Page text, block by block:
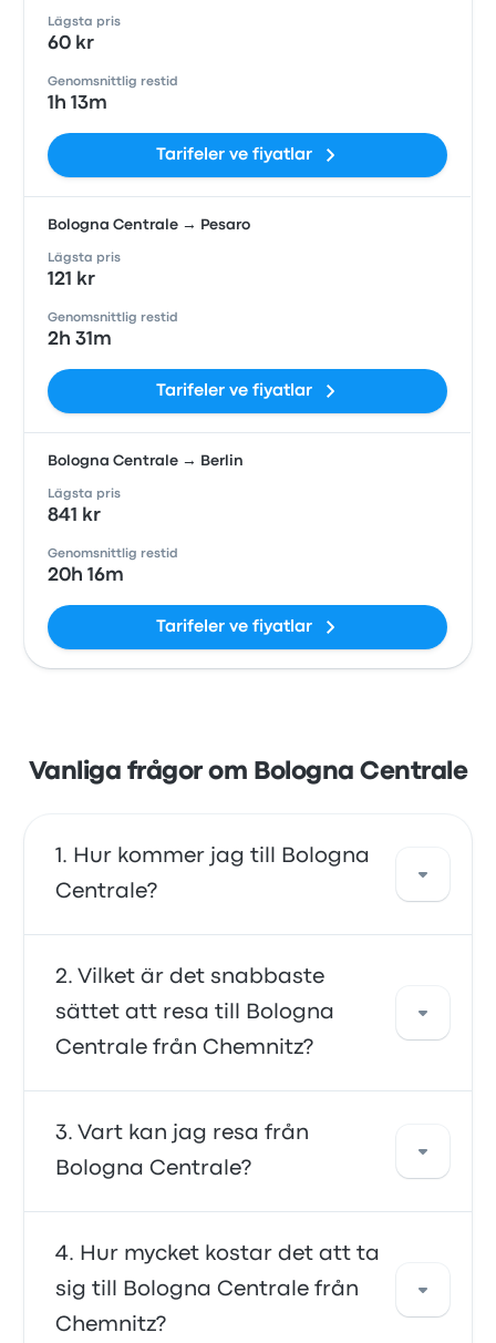
Lägsta pris
60 kr
Genomsnittlig restid
1h 13m
Tarifeler ve fiyatlar
Bologna Centrale → Pesaro
Lägsta pris
121 kr
Genomsnittlig restid
2h 31m
Tarifeler ve fiyatlar
Bologna Centrale → Berlin
Lägsta pris
841 kr
Genomsnittlig restid
20h 16m
Tarifeler ve fiyatlar
Vanliga frågor om Bologna Centrale
Hur kommer jag till Bologna
Centrale?
Du kan ta buss eller tåg, som tar dig ända
fram till ditt resmål. Alternativt kan du ta en
taxi eller använda en samåkningstjänst.
Vilket är det snabbaste
sättet att resa till Bologna
Centrale från Chemnitz?
Det snabbaste sättet att resa till och från
Bologna Centrale är med buss, som erbjuder
bekväm transport till ditt resmål. bussar är
ofta prisvärda, pålitliga och erbjuder
förstahandsval för många resenärer.
Vart kan jag resa från
Bologna Centrale?
Från Bologna Centrale kan du ta dig till en
mängd olika resmål. Några populära
alternativ är Piazza della Stazione, Cesena
Train Station och Cesena. Använd vårt
Hur mycket kostar det att ta
sig till Bologna Centrale från
Chemnitz?